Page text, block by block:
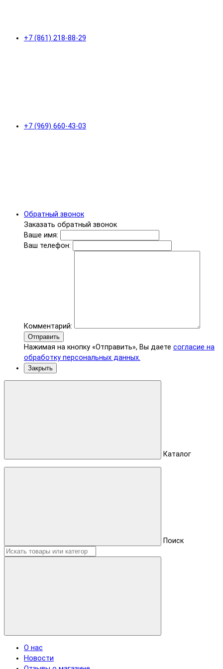
+7 (861) 218-88-29
+7 (969) 660-43-03
Обратный звонок
Заказать обратный звонок
Ваше имя:
Ваш телефон:
Комментарий:
Отправить
Нажимая на кнопку «Отправить», Вы даете согласие на
обработку персональных данных.
Закрыть
Каталог
Поиск
О нас
Новости